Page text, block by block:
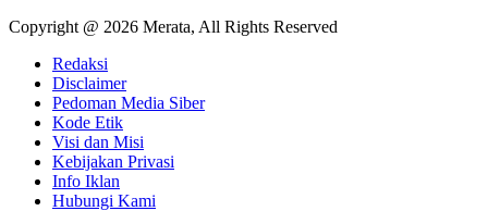
Copyright @ 2026 Merata, All Rights Reserved
Redaksi
Disclaimer
Pedoman Media Siber
Kode Etik
Visi dan Misi
Kebijakan Privasi
Info Iklan
Hubungi Kami